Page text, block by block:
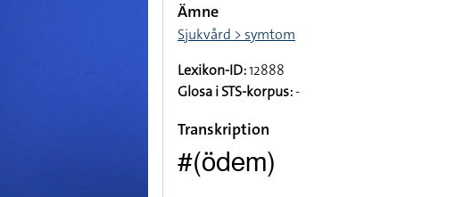
Ämne
Sjukvård > symtom
Lexikon-ID:12888
Glosa i STS-korpus:-
Transkription
#(ödem)